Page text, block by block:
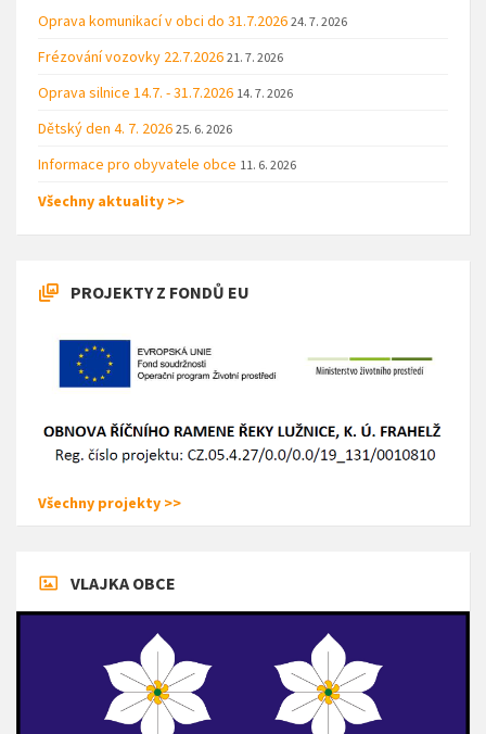
Oprava komunikací v obci do 31.7.2026 24. 7. 2026
Frézování vozovky 22.7.2026 21. 7. 2026
Oprava silnice 14.7. - 31.7.2026 14. 7. 2026
Dětský den 4. 7. 2026 25. 6. 2026
Informace pro obyvatele obce 11. 6. 2026
Všechny aktuality >>
PROJEKTY Z FONDŮ EU
Všechny projekty >>
VLAJKA OBCE